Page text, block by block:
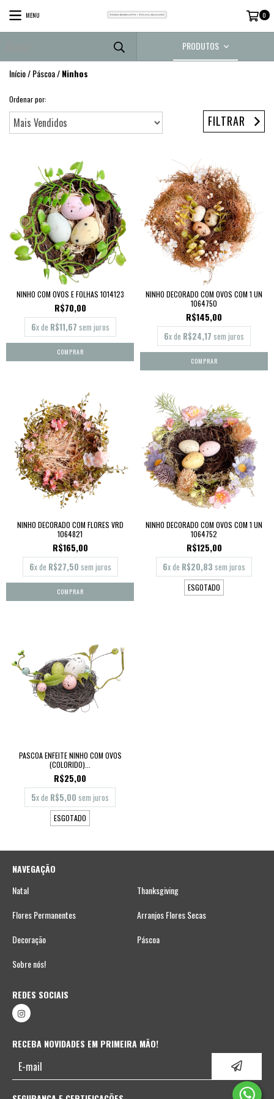
MENU 0
PRODUTOS
Início/Páscoa/Ninhos
Ordenar por:
FILTRAR
NINHO COM OVOS E FOLHAS 1014123
R$70,00
6x de R$11,67 sem juros
NINHO DECORADO COM OVOS COM 1 UN
1064750
R$145,00
6x de R$24,17 sem juros
NINHO DECORADO COM FLORES VRD
1064821
R$165,00
6x de R$27,50 sem juros
NINHO DECORADO COM OVOS COM 1 UN
1064752
R$125,00
6x de R$20,83 sem juros
ESGOTADO
PASCOA ENFEITE NINHO COM OVOS
(COLORIDO)...
R$25,00
5x de R$5,00 sem juros
ESGOTADO
NAVEGAÇÃO
Natal
Thanksgiving
Flores Permanentes
Arranjos Flores Secas
Decoração
Páscoa
Sobre nós!
REDES SOCIAIS
RECEBA NOVIDADES EM PRIMEIRA MÃO!